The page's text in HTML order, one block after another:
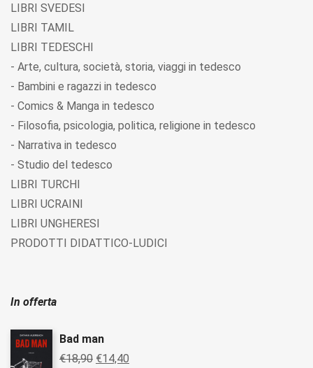
LIBRI SVEDESI
LIBRI TAMIL
LIBRI TEDESCHI
- Arte, cultura, società, storia, viaggi in tedesco
- Bambini e ragazzi in tedesco
- Comics & Manga in tedesco
- Filosofia, psicologia, politica, religione in tedesco
- Narrativa in tedesco
- Studio del tedesco
LIBRI TURCHI
LIBRI UCRAINI
LIBRI UNGHERESI
PRODOTTI DIDATTICO-LUDICI
In offerta
Bad man
€18,90 €14,40